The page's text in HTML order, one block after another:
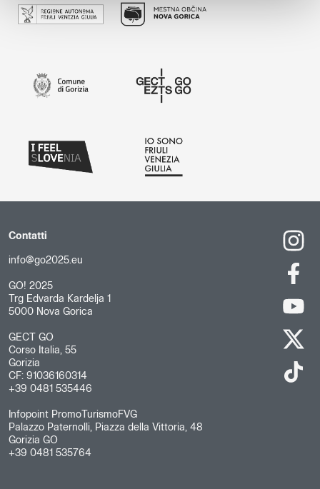
Contatti
info@go2025.eu
GO! 2025
Trg Edvarda Kardelja 1
5000 Nova Gorica
GECT GO
Corso Italia, 55
Gorizia
CF: 91036160314
+39 0481 535446
Infopoint PromoTurismoFVG
Palazzo Paternolli, Piazza della Vittoria, 48
Gorizia GO
+39 0481 535764